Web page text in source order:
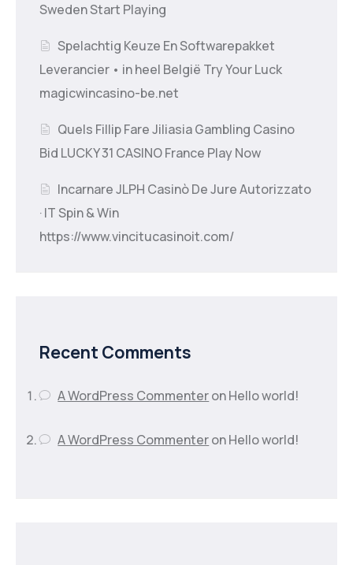
Sweden Start Playing
Spelachtig Keuze En Softwarepakket
Leverancier • in heel België Try Your Luck
magicwincasino-be.net
Quels Fillip Fare Jiliasia Gambling Casino
Bid LUCKY 31 CASINO France Play Now
Incarnare JLPH Casinò De Jure Autorizzato
· IT Spin & Win
https://www.vincitucasinoit.com/
Recent Comments
A WordPress CommenteronHello world!
A WordPress CommenteronHello world!